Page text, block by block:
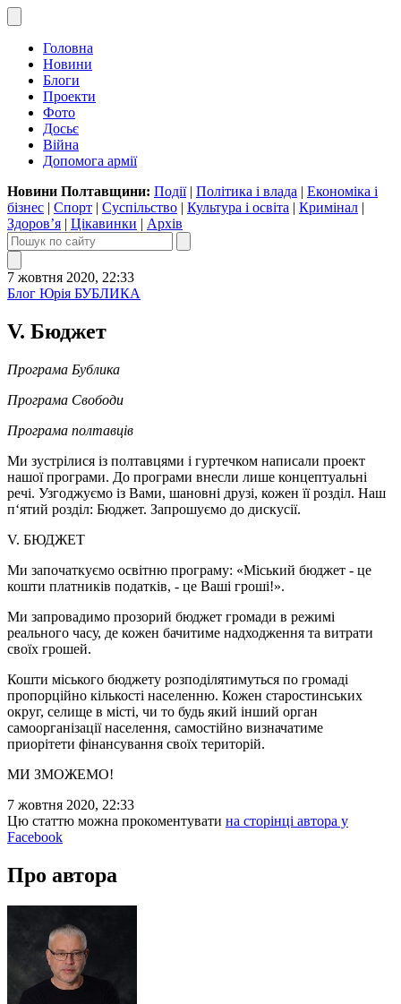
Головна
Новини
Блоги
Проекти
Фото
Досьє
Війна
Допомога армії
Новини Полтавщини: Події| Політика і влада | Економіка і
бізнес | Спорт | Суспільство | Культура і освіта | Кримінал |
Здоров’я | Цікавинки | Архів
7 жовтня 2020, 22:33
Блог Юрія БУБЛИКА
V. Бюджет
Програма Бублика
Програма Свободи
Програма полтавців
Ми зустрілися із полтавцями і гуртечком написали проект
нашої програми. До програми внесли лише концептуальні
речі. Узгоджуємо із Вами, шановні друзі, кожен її розділ. Наш
п‘ятий розділ: Бюджет. Запрошуємо до дискусії.
V. БЮДЖЕТ
Ми започаткуємо освітню програму: «Міський бюджет - це
кошти платників податків, - це Ваші гроші!».
Ми запровадимо прозорий бюджет громади в режимі
реального часу, де кожен бачитиме надходження та витрати
своїх грошей.
Кошти міського бюджету розподілятимуться по громаді
пропорційно кількості населенню. Кожен старостинських
округ, селище в місті, чи то будь який інший орган
самоорганізації населення, самостійно визначатиме
приорітети фінансування своїх територій.
МИ ЗМОЖЕМО!
7 жовтня 2020, 22:33
Цю статтю можна прокоментувати на сторінці автора у
Facebook
Про автора